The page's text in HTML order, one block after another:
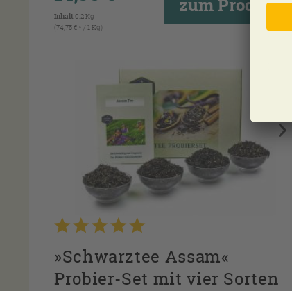
Inhalt 0.2 Kg
(74,75 € * / 1 Kg)
zum Produkt
»Schwarztee Assam«
Probier-Set mit vier Sorten